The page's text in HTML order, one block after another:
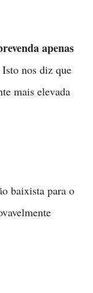
apenas
Isto nos diz que
mais elevada
baixista para o